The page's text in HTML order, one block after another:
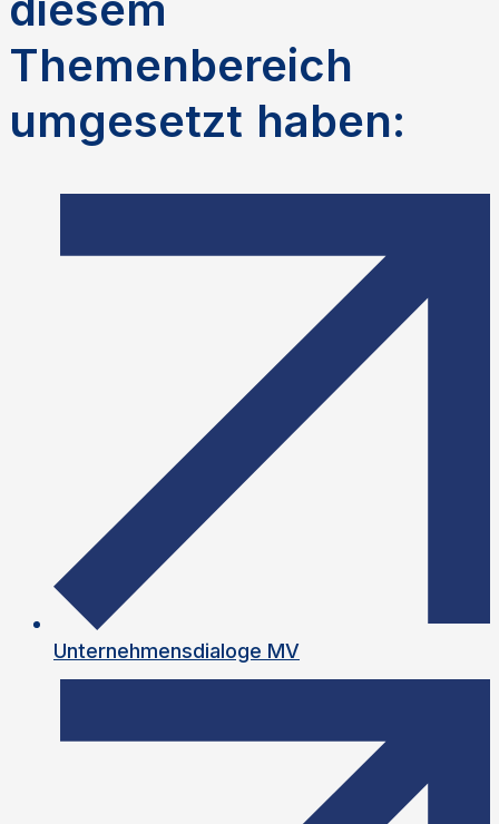
Themenbereich
umgesetzt haben:
Unternehmensdialoge MV